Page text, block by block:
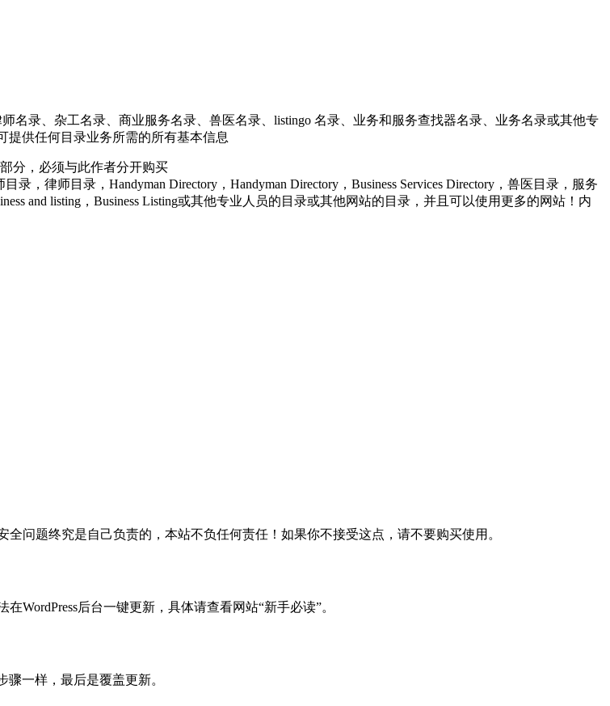
名录、杂工名录、商业服务名录、兽医名录、listingo 名录、业务和服务查找器名录、业务名录或其他专
提供任何目录业务所需的所有基本信息
分，必须与此作者分开购买
，律师目录，Handyman Directory，Handyman Directory，Business Services Directory，兽医目录，服务
and listing，Business Listing或其他专业人员的目录或其他网站的目录，并且可以使用更多的网站！内
问题终究是自己负责的，本站不负任何责任！如果你不接受这点，请不要购买使用。
WordPress后台一键更新，具体请查看网站“新手必读”。
一样，最后是覆盖更新。